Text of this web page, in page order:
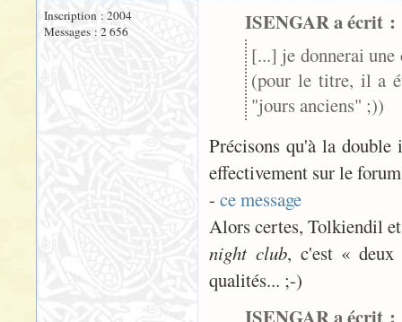
Inscription : 2004
Messages : 2 656
ISENGAR a écrit :
[...] je donnerai
(pour le titre, il a
"jours anciens" ;))
Précisons qu'à la
effectivement sur le
- ce message
Alors certes, Tolkiendil
night club, c'est « deux
qualités... ;-)